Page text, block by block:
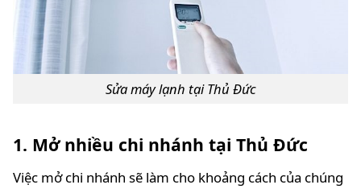
Sửa máy lạnh tại Thủ Đức
1. Mở nhiều chi nhánh tại Thủ Đức
Việc mở chi nhánh sẽ làm cho khoảng cách của chúng